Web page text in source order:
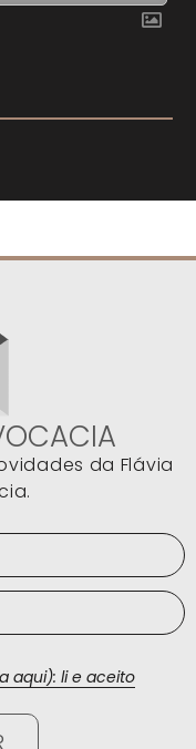
da Flávia
aqui): li e aceito